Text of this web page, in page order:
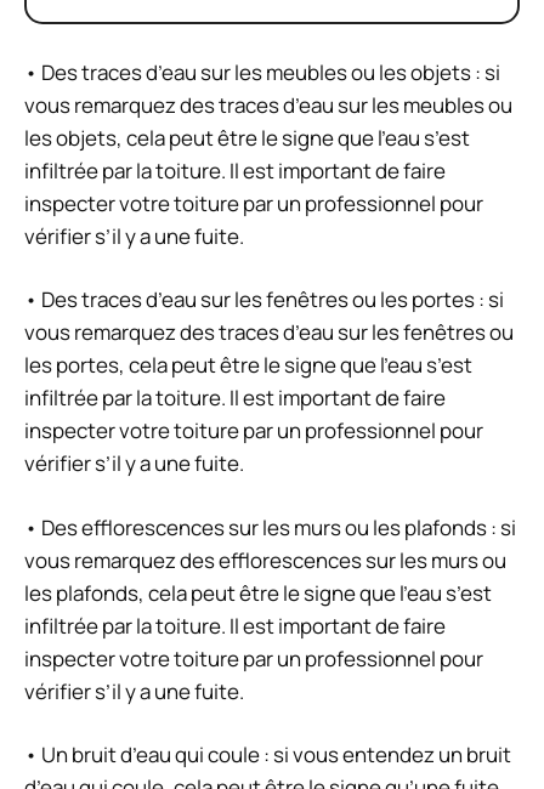
• Des traces d’eau sur les meubles ou les objets : si
vous remarquez des traces d’eau sur les meubles ou
les objets, cela peut être le signe que l’eau s’est
infiltrée par la toiture. Il est important de faire
inspecter votre toiture par un professionnel pour
vérifier s’il y a une fuite.
• Des traces d’eau sur les fenêtres ou les portes : si
vous remarquez des traces d’eau sur les fenêtres ou
les portes, cela peut être le signe que l’eau s’est
infiltrée par la toiture. Il est important de faire
inspecter votre toiture par un professionnel pour
vérifier s’il y a une fuite.
• Des efflorescences sur les murs ou les plafonds : si
vous remarquez des efflorescences sur les murs ou
les plafonds, cela peut être le signe que l’eau s’est
infiltrée par la toiture. Il est important de faire
inspecter votre toiture par un professionnel pour
vérifier s’il y a une fuite.
• Un bruit d’eau qui coule : si vous entendez un bruit